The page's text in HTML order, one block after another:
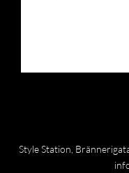
Style Station,